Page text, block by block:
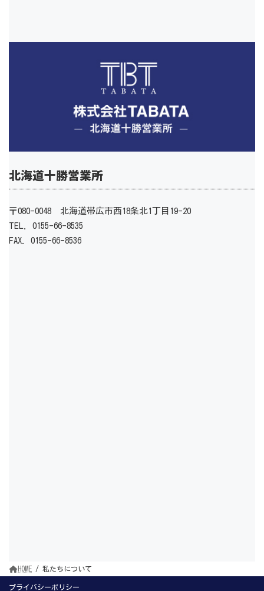
北海道十勝営業所
〒080-0048 北海道帯広市西18条北1丁目19-20
TEL. 0155-66-8535
FAX. 0155-66-8536
HOME 私たちについて
プライバシーポリシー